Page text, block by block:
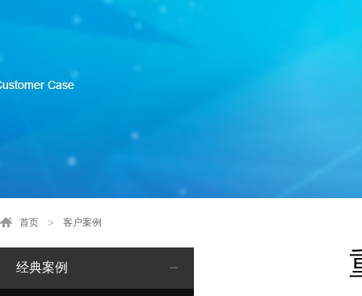
首页 客户案例
经典案例